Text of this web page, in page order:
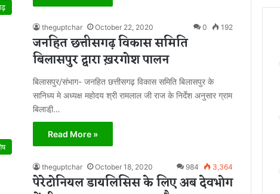
theguptchar October 22, 2020 0 192
जनहित छत्तीसगढ़ विकास समिति
बिलासपुर द्वारा ख़रगोश पालन
बिलासपुर/संभाग- जनहित छत्तीसगढ़ विकास समिति बिलासपुर के
सानिध्य मे अध्यक्ष महोदय श्री रामलाल जी राज के निर्देश अनुसार ग्राम
बिलाडी़…
Read More »
theguptchar October 18, 2020 984 3,364
पेरेटोनियल डायलिसिस के लिए अब देवभोग